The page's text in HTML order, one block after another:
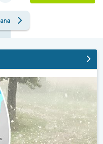
pogodilo naselja. . .